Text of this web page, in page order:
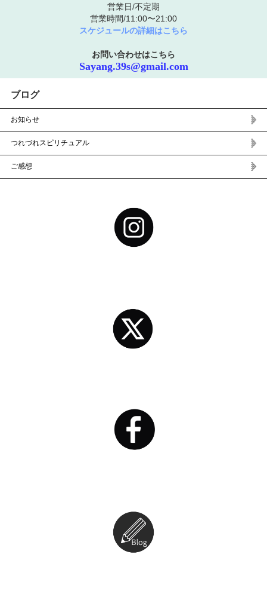
営業日/不定期
営業時間/11:00〜21:00
スケジュールの詳細はこちら
お問い合わせはこちら
Sayang.39s@gmail.com
ブログ
お知らせ
つれづれスピリチュアル
ご感想